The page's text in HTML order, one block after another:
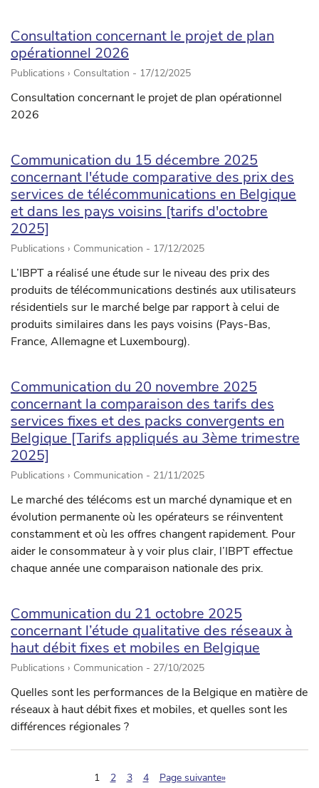
Consultation concernant le projet de plan
opérationnel 2026
Publications › Consultation - 17/12/2025
Consultation concernant le projet de plan opérationnel
2026
Communication du 15 décembre 2025
concernant l'étude comparative des prix des
services de télécommunications en Belgique
et dans les pays voisins [tarifs d'octobre
2025]
Publications › Communication - 17/12/2025
L’IBPT a réalisé une étude sur le niveau des prix des
produits de télécommunications destinés aux utilisateurs
résidentiels sur le marché belge par rapport à celui de
produits similaires dans les pays voisins (Pays-Bas,
France, Allemagne et Luxembourg).
Communication du 20 novembre 2025
concernant la comparaison des tarifs des
services fixes et des packs convergents en
Belgique [Tarifs appliqués au 3ème trimestre
2025]
Publications › Communication - 21/11/2025
Le marché des télécoms est un marché dynamique et en
évolution permanente où les opérateurs se réinventent
constamment et où les offres changent rapidement. Pour
aider le consommateur à y voir plus clair, l’IBPT effectue
chaque année une comparaison nationale des prix.
Communication du 21 octobre 2025
concernant l’étude qualitative des réseaux à
haut débit fixes et mobiles en Belgique
Publications › Communication - 27/10/2025
Quelles sont les performances de la Belgique en matière de
réseaux à haut débit fixes et mobiles, et quelles sont les
différences régionales ?
1(pagination.current)
2 3 4 Page suivante»